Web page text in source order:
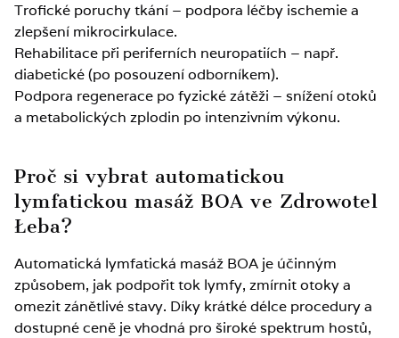
Trofické poruchy tkání – podpora léčby ischemie a
zlepšení mikrocirkulace.
Rehabilitace při periferních neuropatiích – např.
diabetické (po posouzení odborníkem).
Podpora regenerace po fyzické zátěži – snížení otoků
a metabolických zplodin po intenzivním výkonu.
Proč si vybrat automatickou
lymfatickou masáž BOA ve Zdrowotel
Łeba?
Automatická lymfatická masáž BOA je účinným
způsobem, jak podpořit tok lymfy, zmírnit otoky a
omezit zánětlivé stavy. Díky krátké délce procedury a
dostupné ceně je vhodná pro široké spektrum hostů,